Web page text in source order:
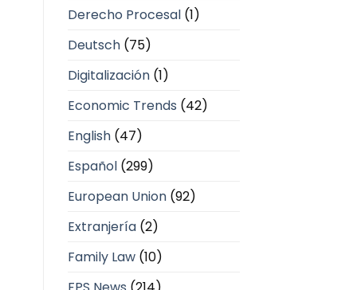
Derecho Procesal(1)
Deutsch(75)
Digitalización(1)
Economic Trends (42)
English(47)
Español(299)
European Union(92)
Extranjería(2)
Family Law(10)